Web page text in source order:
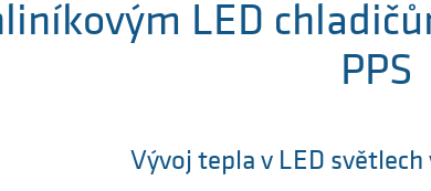
LED
PPS
Vývoj tepla v LED